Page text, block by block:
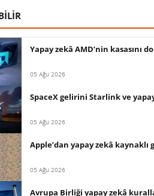
Yapay zekâ AMD’nin
05 Ağu 2026
SpaceX gelirini Starlink ve
05 Ağu 2026
Apple’dan yapay zekâ
05 Ağu 2026
Avrupa Birliği yapay zekâ